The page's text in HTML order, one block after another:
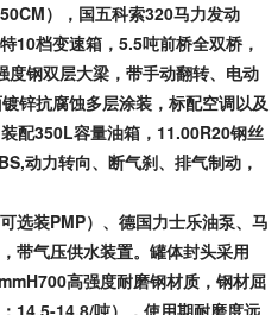
），国五科索320马力发动
10档变速箱，5.5吨前桥全双桥，
钢双层大梁，带手动翻转、电动
锌抗腐蚀多层涂装，标配空调以及
配350L容量油箱，11.00R20钢丝
动力转向、断气刹、排气制动，
选装PMP）、德国力士乐油泵、马
带气压供水装置。罐体封头采用
高强度耐磨钢材质，钢材屈